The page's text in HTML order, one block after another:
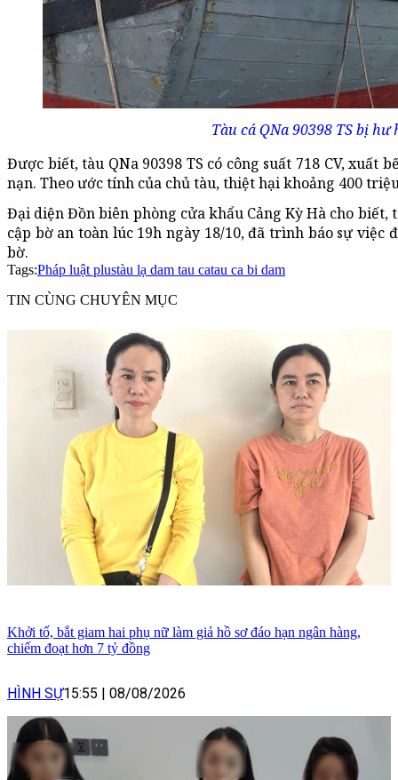
Tàu cá QNa 90398 TS bị hư
Được biết, tàu QNa 90398 TS có công suất 718 CV, xuất
nạn. Theo ước tính của chủ tàu, thiệt hại khoảng 400
Đại diện Đồn biên phòng cửa khẩu Cảng Kỳ Hà cho biết,
cập bờ an toàn lúc 19h ngày 18/10, đã trình báo sự việc
bờ.
Tags:Pháp luật plustàu lạ dam tau catau ca bi dam
TIN CÙNG CHUYÊN MỤC
Khởi tố, bắt giam hai phụ nữ làm giả hồ sơ đáo hạn ngân hàng,
chiếm đoạt hơn 7 tỷ đồng
HÌNH SỰ15:55 | 08/08/2026